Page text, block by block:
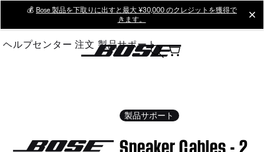
Main
💰 Bose 製品を下取りに出すと最大 ¥30,000 のクレジットを獲得で
きます。
ヘルプセンター 注文 製品サポート
製品サポート
Speaker Cables - 2